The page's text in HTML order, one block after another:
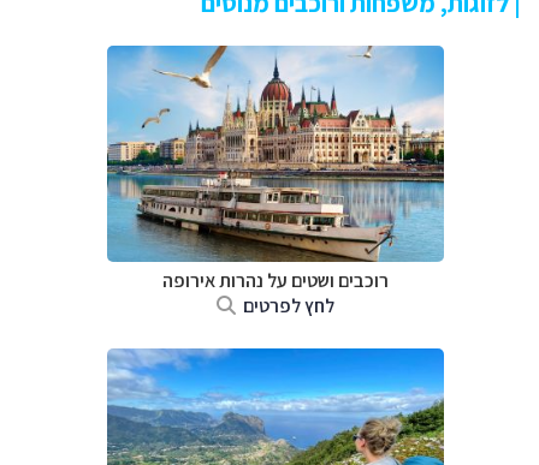
רוכבים ושטים על נהרות אירופה
לחץ לפרטים